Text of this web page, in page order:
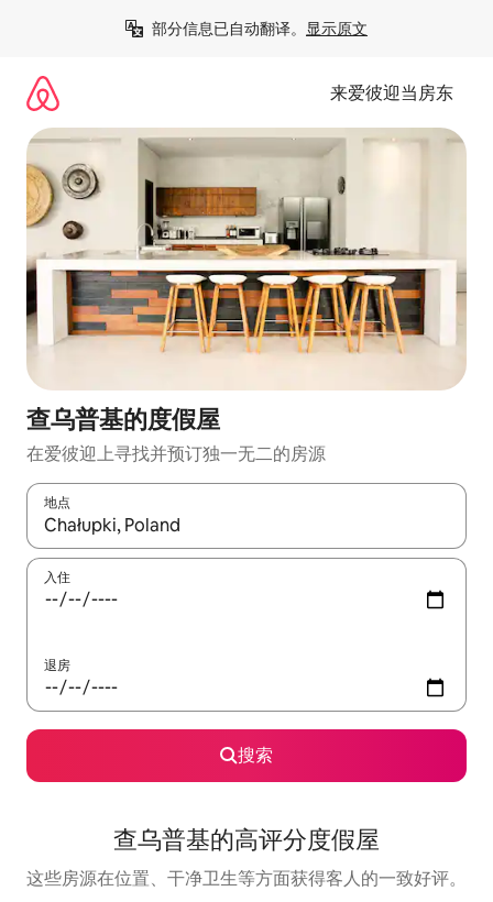
部分信息已自动翻译。 显示原文
来爱彼迎当房东
查乌普基的度假屋
在爱彼迎上寻找并预订独一无二的房源
地点
如有搜索结果，请使用上下方向键查看，或通过点击或滑动手势
入住
退房
搜索
查乌普基的高评分度假屋
这些房源在位置、干净卫生等方面获得客人的一致好评。